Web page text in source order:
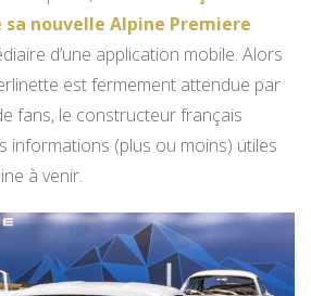
nouvelle Alpine Premiere
d’une application mobile. Alors
est fermement attendue par
fans, le constructeur français
informations (plus ou moins) utiles
à venir.